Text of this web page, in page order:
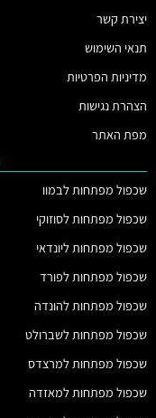
יצירת קשר
תנאי השימוש
מדיניות הפרטיות
הצהרת נגישות
מפת האתר
שכפול מפתחות לבמוו
שכפול מפתחות לסוזוקי
שכפול מפתחות ליונדאי
שכפול מפתחות לפורד
שכפול מפתחות להונדה
שכפול מפתחות לשברולט
שכפול מפתחות למרצדס
שכפול מפתחות למאזדה